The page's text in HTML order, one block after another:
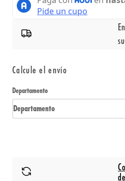
Calcule el envío
Departamento
Departamento